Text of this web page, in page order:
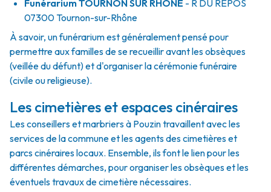
FunérariumTOURNON SUR RHONE - R DU REPOS
07300 Tournon-sur-Rhône
À savoir, un funérarium est généralement pensé pour
permettre aux familles de se recueillir avant les obsèques
(veillée du défunt) et d'organiser la cérémonie funéraire
(civile ou religieuse).
Les cimetières et espaces cinéraires
Les conseillers et marbriers à Pouzin travaillent avec les
services de la commune et les agents des cimetières et
parcs cinéraires locaux. Ensemble, ils font le lien pour les
différentes démarches, pour organiser les obsèques et les
éventuels travaux de cimetière nécessaires.